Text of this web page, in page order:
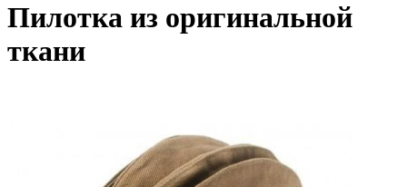
Пилотка из оригинальной
ткани